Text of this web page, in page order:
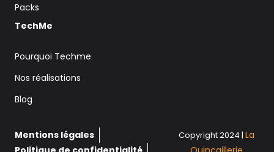
Packs
TechMe
Pourquoi Techme
Nos réalisations
Blog
Mentions légales
Copyright 2024 |La